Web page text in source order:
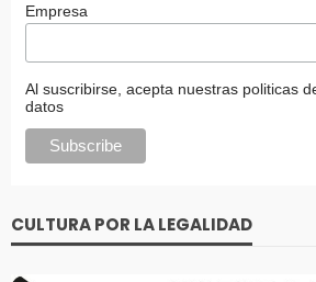
Empresa
Al suscribirse, acepta nuestras politicas
datos
CULTURA POR LA LEGALIDAD